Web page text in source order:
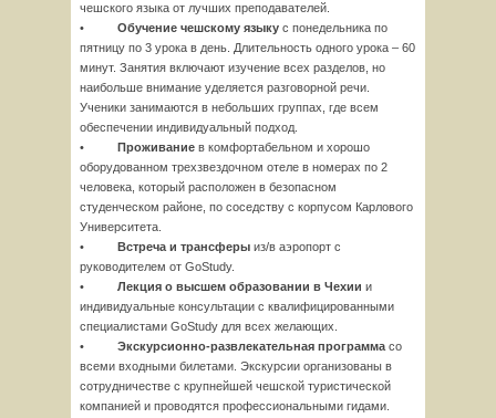
чешского языка от лучших преподавателей.
• Обучение чешскому языку с понедельника по
пятницу по 3 урока в день. Длительность одного урока – 60
минут. Занятия включают изучение всех разделов, но
наибольше внимание уделяется разговорной речи.
Ученики занимаются в небольших группах, где всем
обеспечении индивидуальный подход.
• Проживание в комфортабельном и хорошо
оборудованном трехзвездочном отеле в номерах по 2
человека, который расположен в безопасном
студенческом районе, по соседству с корпусом Карлового
Университета.
• Встреча и трансферы из/в аэропорт с
руководителем от GoStudy.
•
Лекция о высшем образовании в Чехии и
индивидуальные консультации с квалифицированными
специалистами GoStudy для всех желающих.
•
Экскурсионно-развлекательная программа со
всеми входными билетами. Экскурсии организованы в
сотрудничестве с крупнейшей чешской туристической
компанией и проводятся профессиональными гидами.